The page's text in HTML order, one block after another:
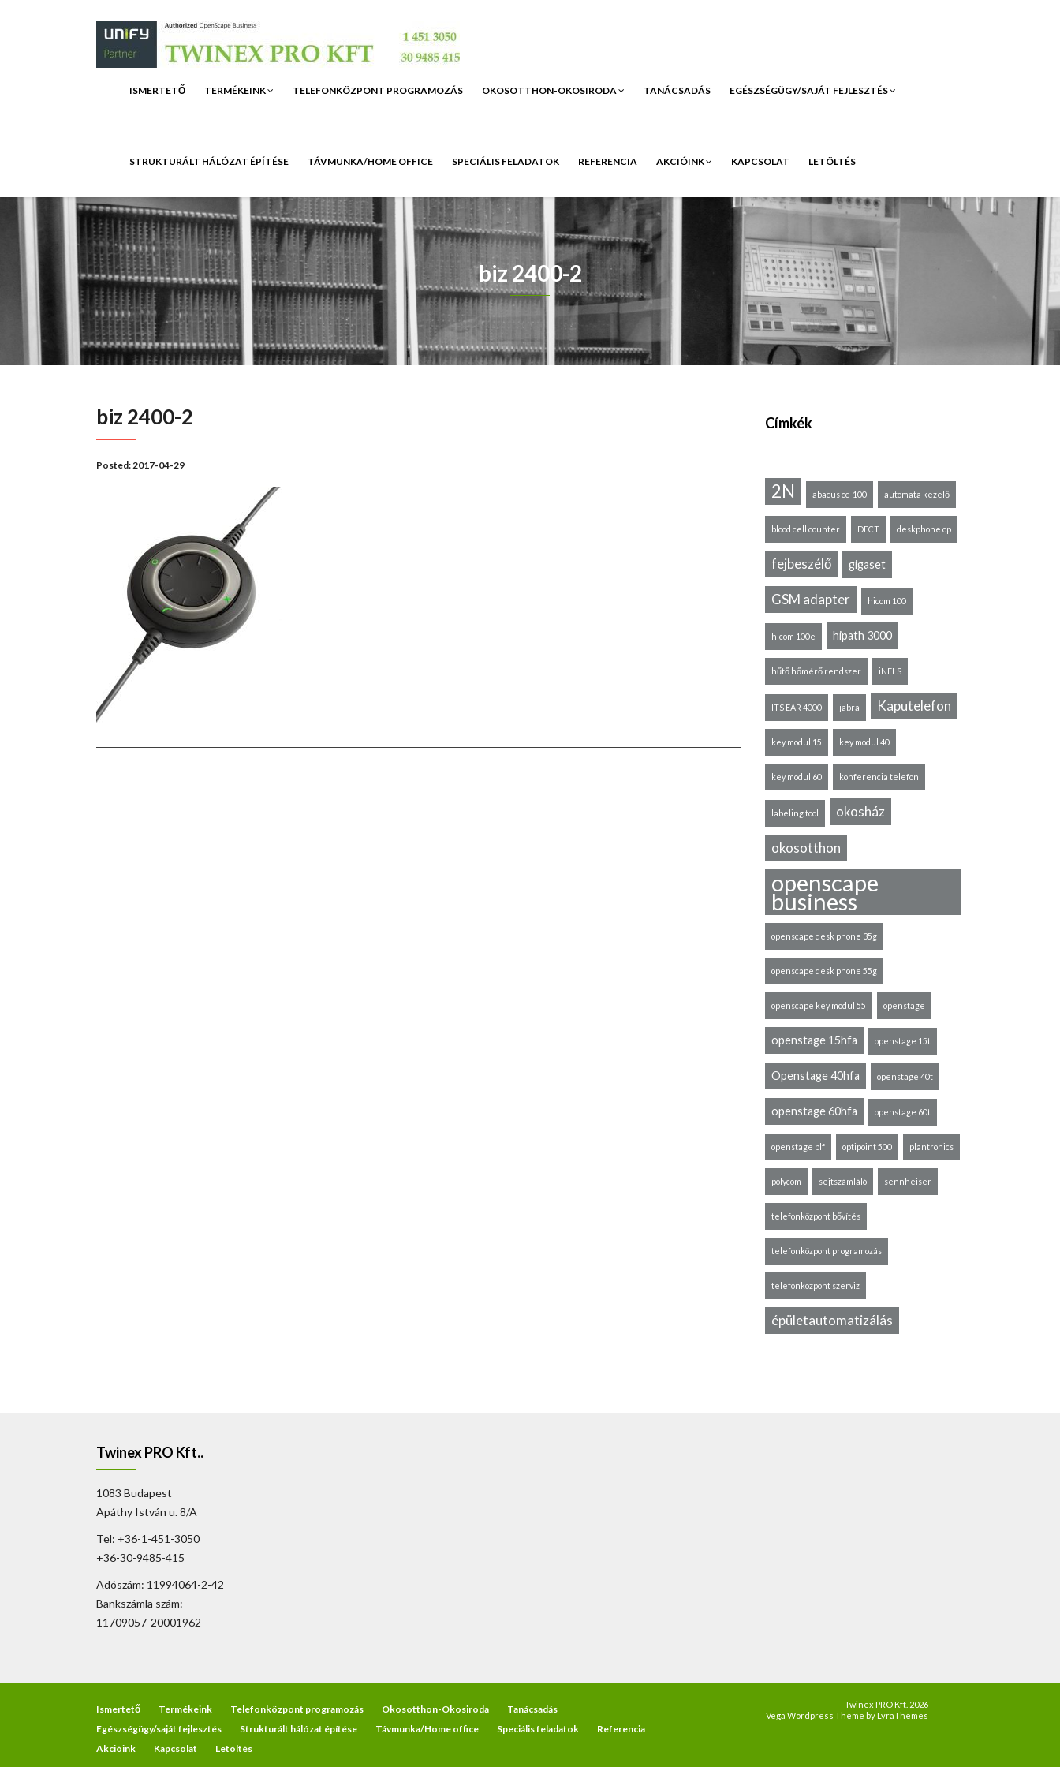
ISMERTETŐ TERMÉKEINK TELEFONKÖZPONT PROGRAMOZÁS OKOSOTTHON-OKOSIRODA TANÁCSADÁS EGÉSZSÉGÜGY/SAJÁT FEJLESZTÉS
STRUKTURÁLT HÁLÓZAT ÉPÍTÉSE TÁVMUNKA/HOME OFFICE SPECIÁLIS FELADATOK REFERENCIA AKCIÓINK KAPCSOLAT LETÖLTÉS
biz 2400-2
biz 2400-2
Posted:2017-04-29
Címkék
2N abacus cc-100 automata kezelő
blood cell counter DECT deskphone cp
fejbeszélő gigaset
GSM adapter hicom 100
hicom 100e hipath 3000
hűtő hőmérő rendszer iNELS
ITS EAR 4000 jabra Kaputelefon
key modul 15 key modul 40
key modul 60 konferencia telefon
labeling tool okosház
okosotthon
openscape
business
openscape desk phone 35g
openscape desk phone 55g
openscape key modul 55 openstage
openstage 15hfa openstage 15t
Openstage 40hfa openstage 40t
openstage 60hfa openstage 60t
openstage blf optipoint 500 plantronics
polycom sejtszámláló sennheiser
telefonközpont bővítés
telefonközpont programozás
telefonközpont szerviz
épületautomatizálás
Twinex PRO Kft..
1083 Budapest
Apáthy István u. 8/A
Tel: +36-1-451-3050
+36-30-9485-415
Adószám: 11994064-2-42
Bankszámla szám:
11709057-20001962
Ismertető Termékeink Telefonközpont programozás Okosotthon-Okosiroda
Tanácsadás
Egészségügy/saját fejlesztés
Strukturált hálózat építése Távmunka/Home office Speciális feladatok
Referencia
Akcióink
Kapcsolat Letöltés
Twinex PRO Kft. 2026
Vega Wordpress Theme byLyraThemes